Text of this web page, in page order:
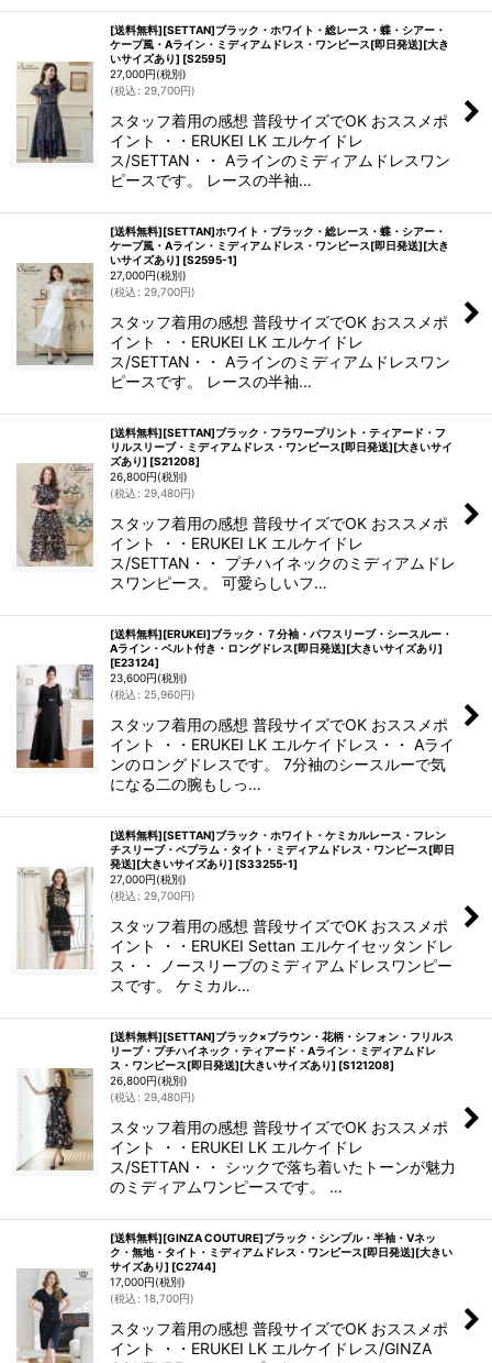
[送料無料][SETTAN]ブラック・ホワイト・総レース・蝶・シアー・
ケープ風・Aライン・ミディアムドレス・ワンピース[即日発送][大き
いサイズあり] [S2595]
27,000円(税別)
(税込 : 29,700円)
スタッフ着用の感想 普段サイズでOK おススメポ
イント ・・ERUKEI LK エルケイドレ
ス/SETTAN・・ Aラインのミディアムドレスワン
ピースです。 レースの半袖…
[送料無料][SETTAN]ホワイト・ブラック・総レース・蝶・シアー・
ケープ風・Aライン・ミディアムドレス・ワンピース[即日発送][大き
いサイズあり] [S2595-1]
27,000円(税別)
(税込 : 29,700円)
スタッフ着用の感想 普段サイズでOK おススメポ
イント ・・ERUKEI LK エルケイドレ
ス/SETTAN・・ Aラインのミディアムドレスワン
ピースです。 レースの半袖…
[送料無料][SETTAN]ブラック・フラワープリント・ティアード・フ
リルスリーブ・ミディアムドレス・ワンピース[即日発送][大きいサイ
ズあり] [S21208]
26,800円(税別)
(税込 : 29,480円)
スタッフ着用の感想 普段サイズでOK おススメポ
イント ・・ERUKEI LK エルケイドレ
ス/SETTAN・・ プチハイネックのミディアムドレ
スワンピース。 可愛らしいフ…
[送料無料][ERUKEI]ブラック・７分袖・パフスリーブ・シースルー・
Aライン・ベルト付き・ロングドレス[即日発送][大きいサイズあり]
[E23124]
23,600円(税別)
(税込 : 25,960円)
スタッフ着用の感想 普段サイズでOK おススメポ
イント ・・ERUKEI LK エルケイドレス・・ Aライ
ンのロングドレスです。 7分袖のシースルーで気
になる二の腕もしっ…
[送料無料][SETTAN]ブラック・ホワイト・ケミカルレース・フレン
チスリーブ・ペプラム・タイト・ミディアムドレス・ワンピース[即日
発送][大きいサイズあり] [S33255-1]
27,000円(税別)
(税込 : 29,700円)
スタッフ着用の感想 普段サイズでOK おススメポ
イント ・・ERUKEI Settan エルケイセッタンドレ
ス・・ ノースリーブのミディアムドレスワンピー
スです。 ケミカル…
[送料無料][SETTAN]ブラック×ブラウン・花柄・シフォン・フリルス
リーブ・プチハイネック・ティアード・Aライン・ミディアムドレ
ス・ワンピース[即日発送][大きいサイズあり] [S121208]
26,800円(税別)
(税込 : 29,480円)
スタッフ着用の感想 普段サイズでOK おススメポ
イント ・・ERUKEI LK エルケイドレ
ス/SETTAN・・ シックで落ち着いたトーンが魅力
のミディアムワンピースです。 …
[送料無料][GINZA COUTURE]ブラック・シンプル・半袖・Vネッ
ク・無地・タイト・ミディアムドレス・ワンピース[即日発送][大きい
サイズあり] [C2744]
17,000円(税別)
(税込 : 18,700円)
スタッフ着用の感想 普段サイズでOK おススメポ
イント ・・ERUKEI LK エルケイドレス/GINZA